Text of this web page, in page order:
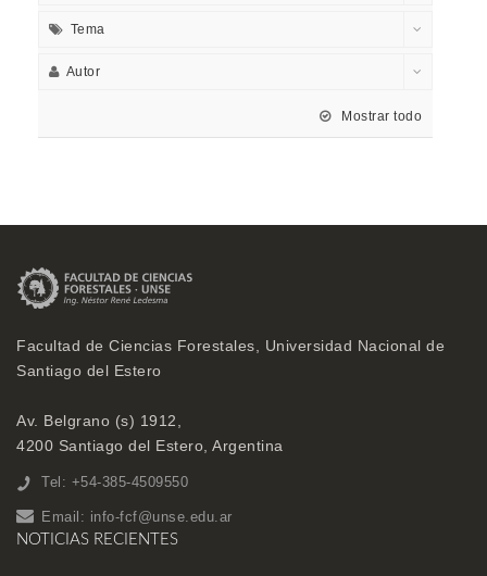
Tema
Autor
Mostrar todo
Facultad de Ciencias Forestales, Universidad Nacional de
Santiago del Estero
Av. Belgrano (s) 1912,
4200 Santiago del Estero, Argentina
Tel: +54-385-4509550
Email: info-fcf@unse.edu.ar
NOTICIAS RECIENTES